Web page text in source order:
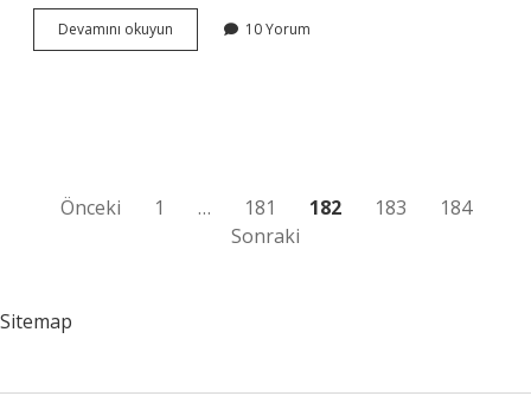
Devamını okuyun
Çerçeve
10 Yorum
Yazı
Önceki 1 … 181 182 183
184
Sonraki
Sitemap